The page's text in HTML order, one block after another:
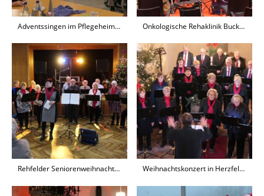
Adventssingen im Pflegeheim Buckow Onkologische Rehaklinik Buckow
Rehfelder Seniorenweihnachtsfeier Weihnachtskonzert in Herzfelde